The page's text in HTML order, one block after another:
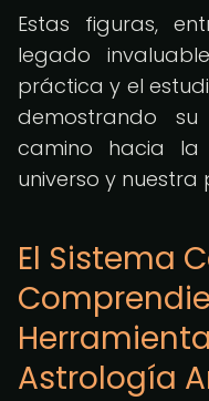
Estas figuras,
legado
práctica y el
demostrando
camino hacia la
universo y nuestra
El Sistema
Astrología